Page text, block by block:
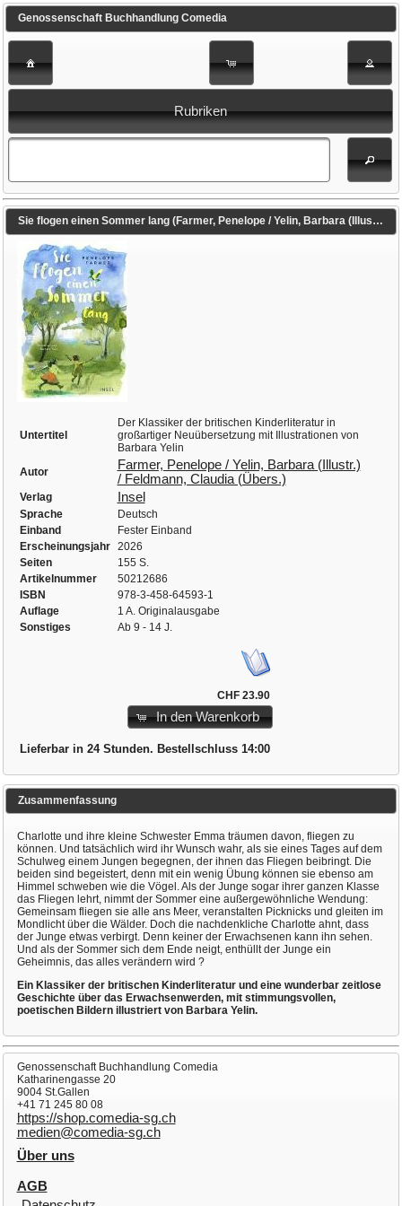
Genossenschaft Buchhandlung Comedia
Rubriken
Sie flogen einen Sommer lang (Farmer, Penelope / Yelin, Barbara (Illustr.) / Feldmann, Claudia (Übers.))
Untertitel
Der Klassiker der britischen Kinderliteratur in
großartiger Neuübersetzung mit Illustrationen von
Barbara Yelin
Autor
Farmer, Penelope / Yelin, Barbara (Illustr.)
/ Feldmann, Claudia (Übers.)
Verlag Insel
Sprache
Deutsch
Einband
Fester Einband
Erscheinungsjahr
2026
Seiten
155 S.
Artikelnummer
50212686
ISBN
978-3-458-64593-1
Auflage
1 A. Originalausgabe
Sonstiges
Ab 9 - 14 J.
CHF 23.90
In den Warenkorb
Lieferbar in 24 Stunden. Bestellschluss 14:00
Zusammenfassung
Charlotte und ihre kleine Schwester Emma träumen davon, fliegen zu
können. Und tatsächlich wird ihr Wunsch wahr, als sie eines Tages auf dem
Schulweg einem Jungen begegnen, der ihnen das Fliegen beibringt. Die
beiden sind begeistert, denn mit ein wenig Übung können sie ebenso am
Himmel schweben wie die Vögel. Als der Junge sogar ihrer ganzen Klasse
das Fliegen lehrt, nimmt der Sommer eine außergewöhnliche Wendung:
Gemeinsam fliegen sie alle ans Meer, veranstalten Picknicks und gleiten im
Mondlicht über die Wälder. Doch die nachdenkliche Charlotte ahnt, dass
der Junge etwas verbirgt. Denn keiner der Erwachsenen kann ihn sehen.
Und als der Sommer sich dem Ende neigt, enthüllt der Junge ein
Geheimnis, das alles verändern wird ?
Ein Klassiker der britischen Kinderliteratur und eine wunderbar zeitlose
Geschichte über das Erwachsenwerden, mit stimmungsvollen,
poetischen Bildern illustriert von Barbara Yelin.
Genossenschaft Buchhandlung Comedia
Katharinengasse 20
9004 St.Gallen
+41 71 245 80 08
https://shop.comedia-sg.ch
medien@comedia-sg.ch
Über uns
AGB